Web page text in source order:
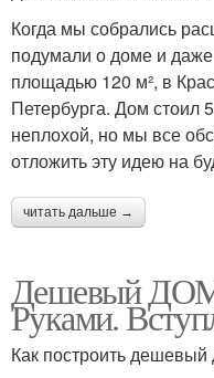
Когда мы собрались
подумали о доме и
площадью 120 м², в
Петербурга. Дом
неплохой, но мы все
отложить эту идею на
читать дальше →
Дешевый
Руками.
Как построить